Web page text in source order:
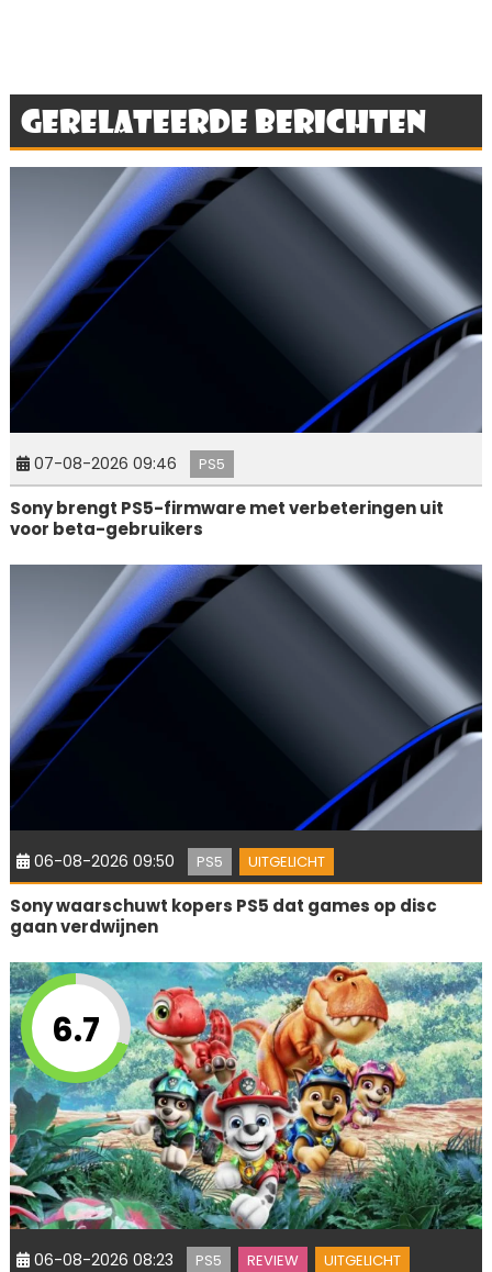
Gerelateerde berichten
07-08-2026 09:46 PS5
Sony brengt PS5-firmware met verbeteringen uit
voor beta-gebruikers
06-08-2026 09:50 PS5 UITGELICHT
Sony waarschuwt kopers PS5 dat games op disc
gaan verdwijnen
6.7
06-08-2026 08:23 PS5 REVIEW UITGELICHT